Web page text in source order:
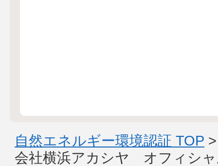
自然エネルギー環境認証 TOP
会社横浜アカシヤ オフィシ